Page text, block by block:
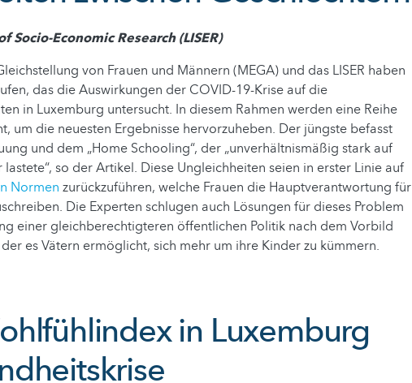
Economic Research (LISER)
von Frauen und Männern (MEGA) und das LISER haben
das die Auswirkungen der COVID-19-Krise auf die
in Luxemburg untersucht. In diesem Rahmen werden eine Reihe
um die neuesten Ergebnisse hervorzuheben. Der jüngste befasst
und dem „Home Schooling“, der „unverhältnismäßig stark auf
so der Artikel. Diese Ungleichheiten seien in erster Linie auf
Normen zurückzuführen, welche Frauen die Hauptverantwortung für
Die Experten schlugen auch Lösungen für dieses Problem
einer gleichberechtigteren öffentlichen Politik nach dem Vorbild
es Vätern ermöglicht, sich mehr um ihre Kinder zu kümmern.
in Luxemburg